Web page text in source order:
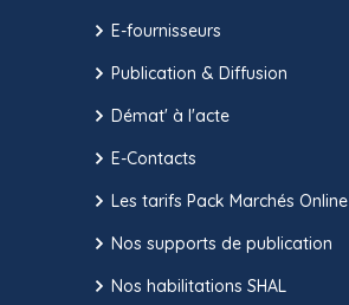
E-fournisseurs
Publication & Diffusion
Démat' à l'acte
E-Contacts
Les tarifs Pack Marchés Online
Nos supports de publication
Nos habilitations SHAL